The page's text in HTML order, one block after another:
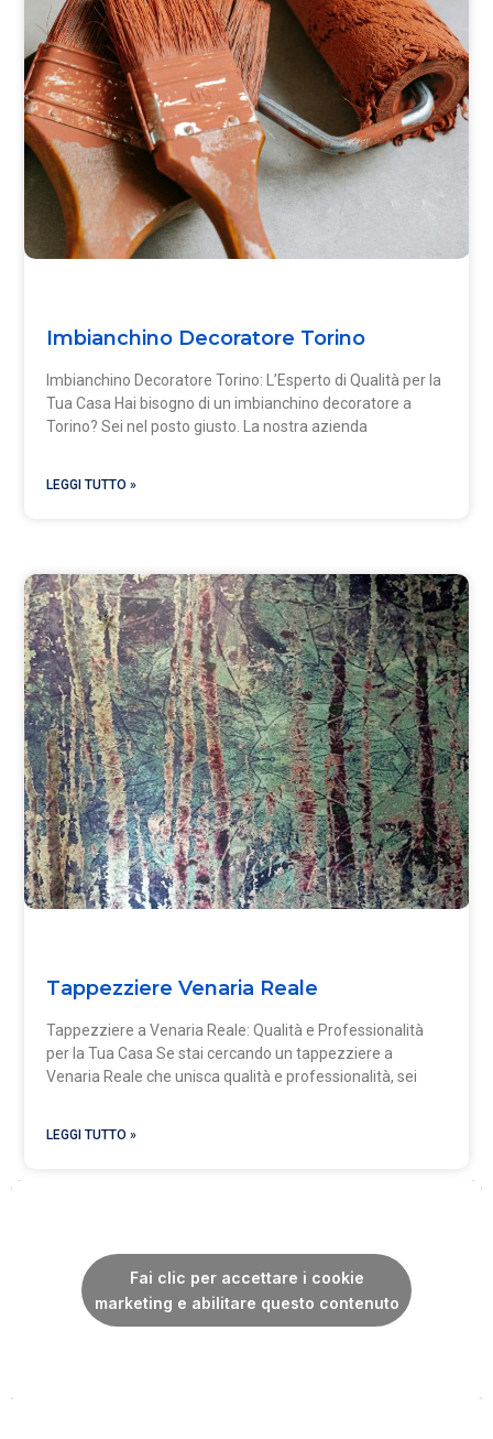
Imbianchino Decoratore Torino
Imbianchino Decoratore Torino: L’Esperto di Qualità per la
Tua Casa Hai bisogno di un imbianchino decoratore a
Torino? Sei nel posto giusto. La nostra azienda
LEGGI TUTTO »
Tappezziere Venaria Reale
Tappezziere a Venaria Reale: Qualità e Professionalità
per la Tua Casa Se stai cercando un tappezziere a
Venaria Reale che unisca qualità e professionalità, sei
LEGGI TUTTO »
Fai clic per accettare i cookie
marketing e abilitare questo contenuto